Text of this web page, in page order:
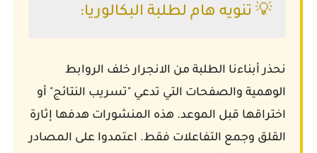
💡 تنويه هام لطلبة البكالوريا:
نحذر أبناءنا الطلبة من الانجرار خلف الروابط
الوهمية والصفحات التي تدعي "تسريب النتائج" أو
اختراقها قبل الموعد. هذه المنشورات هدفها إثارة
القلق وجمع التفاعلات فقط. اعتمدوا على المصادر